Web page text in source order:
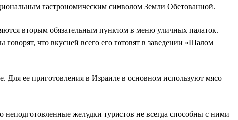
гастрономическим символом Земли Обетованной.
вторым обязательным пунктом в меню уличных палаток.
что вкусней всего его готовят в заведении «Шалом
Для ее приготовления в Израиле в основном используют мясо
неподготовленные желудки туристов не всегда способны с ними